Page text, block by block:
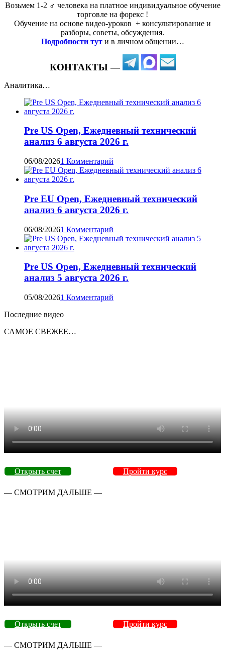
Возьмем 1-2 ‍♂️ человека на платное индивидуальное обучение
торговле на форекс !
Обучение на основе видео-уроков ️ + консультирование и
разборы, советы, обсуждения.
Подробности тут и в личном общении…
КОНТАКТЫ —
Аналитика…
Pre US Open, Ежедневный технический
анализ 6 августа 2026 г.
06/08/20261 Комментарий
Pre EU Open, Ежедневный технический
анализ 6 августа 2026 г.
06/08/20261 Комментарий
Pre US Open, Ежедневный технический
анализ 5 августа 2026 г.
05/08/20261 Комментарий
Последние видео
САМОЕ СВЕЖЕЕ…
Открыть счет Пройти курс
— СМОТРИМ ДАЛЬШЕ —
Открыть счет Пройти курс
— СМОТРИМ ДАЛЬШЕ —